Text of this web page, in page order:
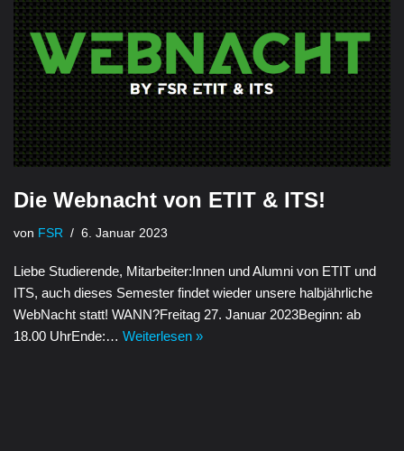
Die Webnacht von ETIT & ITS!
von FSR 6. Januar 2023
Liebe Studierende, Mitarbeiter:Innen und Alumni von ETIT und
ITS, auch dieses Semester findet wieder unsere halbjährliche
WebNacht statt! WANN?Freitag 27. Januar 2023Beginn: ab
18.00 UhrEnde:… Weiterlesen »